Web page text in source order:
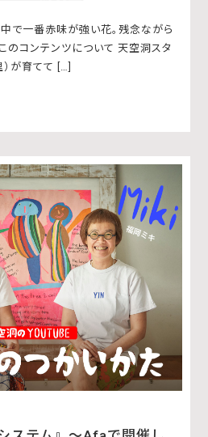
で一番赤味が強い花。残念ながら
コンテンツについて 天空洞スタ
が育てて […]